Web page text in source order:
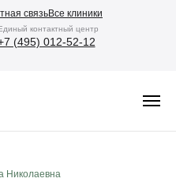
связьВсе клиники
контактный центр
(495) 012-52-12
Николаевна